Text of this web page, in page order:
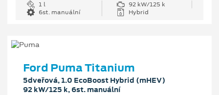
1 l
92 kW/125 k
6st. manuální
Hybrid
Ford Puma Titanium
5dveřová, 1.0 EcoBoost Hybrid (mHEV)
92 kW/125 k, 6st. manuální